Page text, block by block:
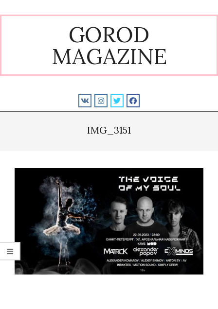
to
GOROD
MAGAZINE
IMG_3151